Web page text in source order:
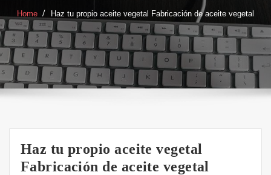
Home Haz tu propio aceite vegetal Fabricación de aceite vegetal
Haz tu propio aceite vegetal
Fabricación de aceite vegetal